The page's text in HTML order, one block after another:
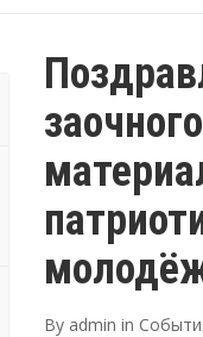
By admin in